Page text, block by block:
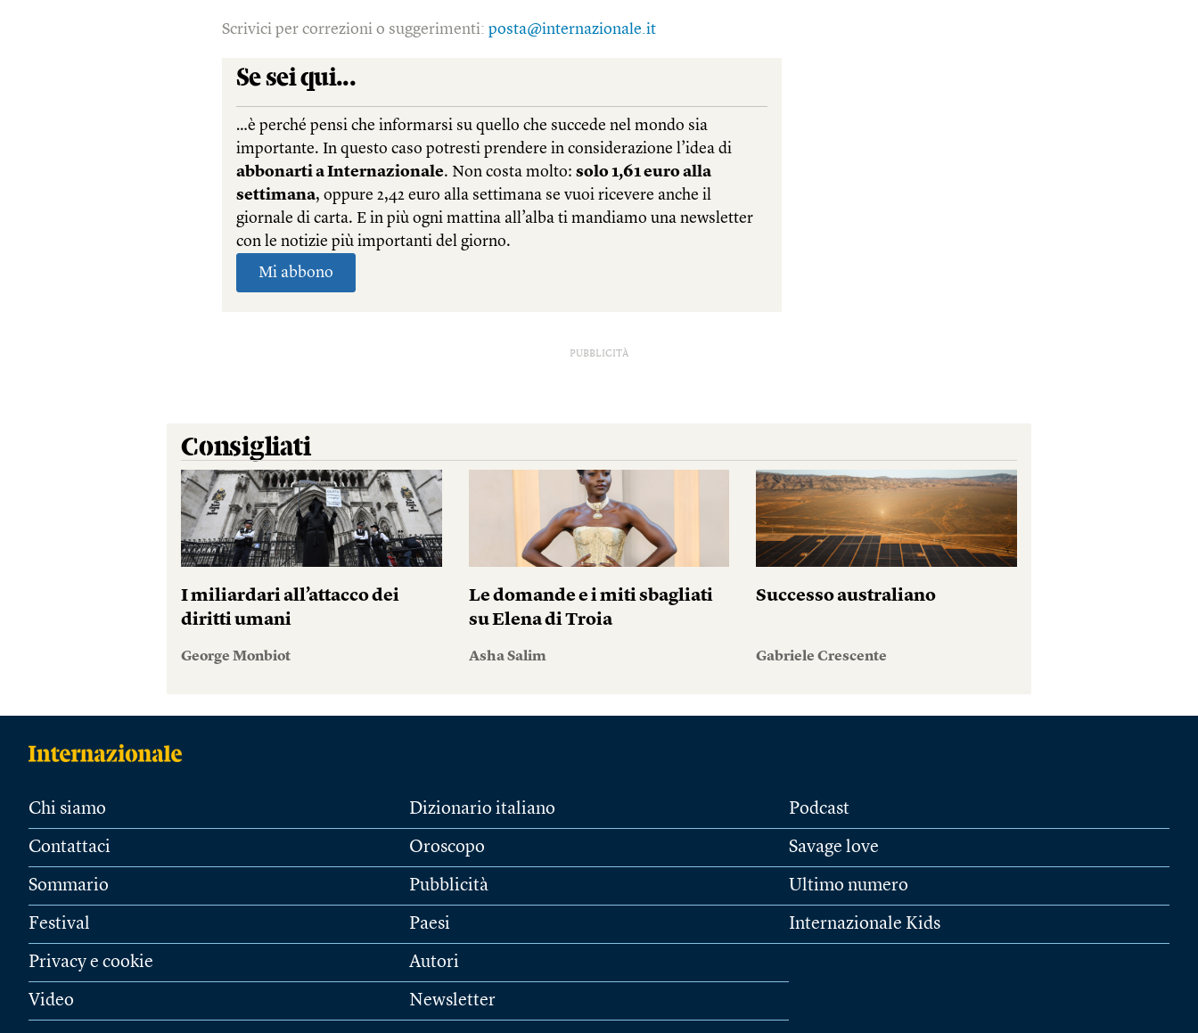
Scrivici per correzioni o suggerimenti:posta@internazionale.it
PUBBLICITÀ
Consigliati
I miliardari all’attacco dei
diritti umani
George Monbiot
Le domande e i miti sbagliati
su Elena di Troia
Asha Salim
Successo australiano
Gabriele Crescente
Chi siamo
Contattaci
Sommario
Festival
Privacy e cookie
Video
Dizionario italiano
Oroscopo
Pubblicità
Paesi
Autori
Newsletter
Podcast
Savage love
Ultimo numero
Internazionale Kids